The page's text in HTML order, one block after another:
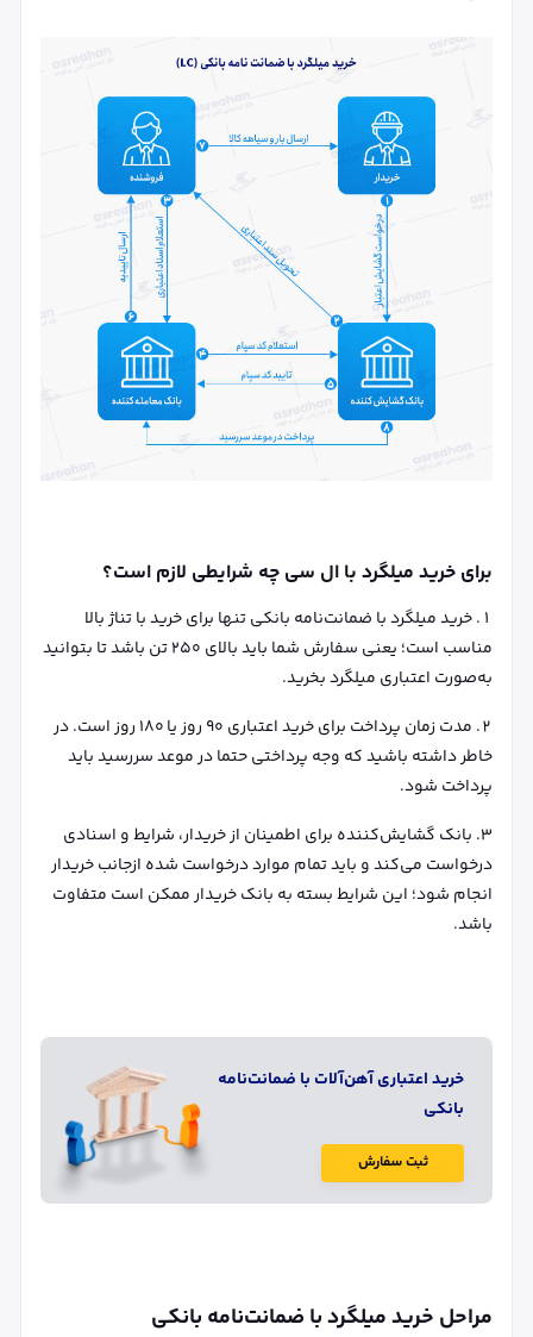
برای خرید میلگرد با ال سی چه شرایطی لازم است؟
خرید میلگرد با ضمانت‌نامه بانکی تنها برای خرید با تناژ بالا
مناسب است؛ یعنی سفارش شما باید بالای 250 تن باشد تا بتوانید
به‌صورت اعتباری میلگرد بخرید.
مدت زمان پرداخت برای خرید اعتباری 90 روز یا 180 روز است. در
خاطر داشته باشید که وجه پرداختی حتما در موعد سررسید باید
پرداخت شود.
بانک گشایش‌کننده برای اطمینان از خریدار، شرایط و اسنادی
درخواست می‌کند و باید تمام موارد درخواست شده ازجانب خریدار
انجام شود؛ این شرایط بسته به بانک خریدار ممکن است متفاوت
باشد.
خرید اعتباری آهن‌آلات با ضمانت‌نامه
بانکی
ثبت سفارش
مراحل خرید میلگرد با ضمانت‌نامه بانکی